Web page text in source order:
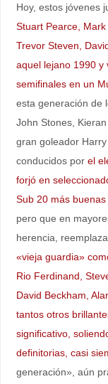
Hoy, estos jóvenes
Stuart Pearce,
Trevor Steven,
aquel lejano 1990 y
semifinales en un
esta generación de
John Stones,
gran goleador Harry
conducidos por el
forjó en
Sub 20 más
pero que en
herencia,
«vieja guardia»
Rio Ferdinand,
David Beckham,
tantos otros
significativo,
definitorias, casi
generación», aún